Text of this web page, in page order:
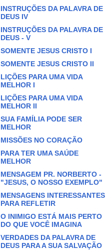
INSTRUÇÕES DA PALAVRA DE
DEUS IV
INSTRUÇÕES DA PALAVRA DE
DEUS - V
SOMENTE JESUS CRISTO I
SOMENTE JESUS CRISTO II
LIÇÕES PARA UMA VIDA
MELHOR I
LIÇÕES PARA UMA VIDA
MELHOR II
SUA FAMÍLIA PODE SER
MELHOR
MISSÕES NO CORAÇÃO
PARA TER UMA SAÚDE
MELHOR
MENSAGEM PR. NORBERTO -
"JESUS, O NOSSO EXEMPLO"
MENSAGENS INTERESSANTES
PARA REFLETIR
O INIMIGO ESTÁ MAIS PERTO
DO QUE VOCÊ IMAGINA
VERDADES DA PALAVRA DE
DEUS PARA A SUA SALVAÇÃO